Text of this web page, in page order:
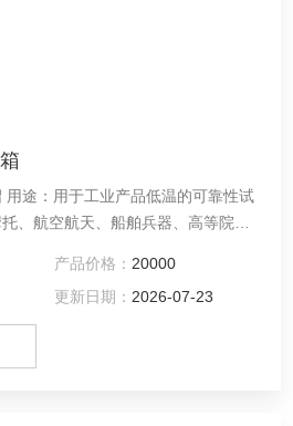
途：用于工业产品低温的可靠性试
、航空航天、船舶兵器、高等院
。产品具有较宽的温度控制范围，
产品价格： 20000
更新日期： 2026-07-23